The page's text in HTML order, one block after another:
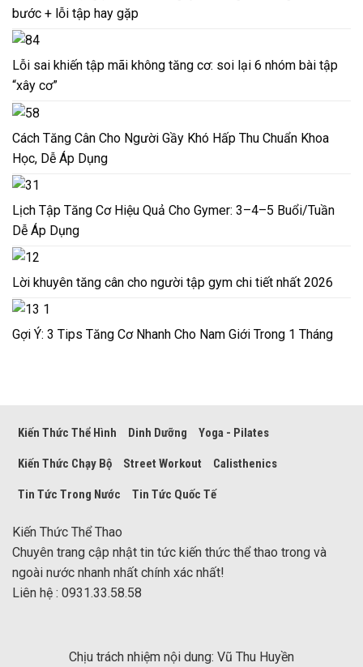
bước + lỗi tập hay gặp
Lỗi sai khiến tập mãi không tăng cơ: soi lại 6 nhóm bài tập
“xây cơ”
Cách Tăng Cân Cho Người Gầy Khó Hấp Thu Chuẩn Khoa
Học, Dễ Áp Dụng
Lịch Tập Tăng Cơ Hiệu Quả Cho Gymer: 3–4–5 Buổi/Tuần
Dễ Áp Dụng
Lời khuyên tăng cân cho người tập gym chi tiết nhất 2026
Gợi Ý: 3 Tips Tăng Cơ Nhanh Cho Nam Giới Trong 1 Tháng
Kiến Thức Thể Hình Dinh Dưỡng Yoga - Pilates
Kiến Thức Chạy Bộ Street Workout Calisthenics
Tin Tức Trong Nước Tin Tức Quốc Tế
Kiến Thức Thể Thao
Chuyên trang cập nhật tin tức kiến thức thể thao trong và
ngoài nước nhanh nhất chính xác nhất!
Liên hệ : 0931.33.58.58
Chịu trách nhiệm nội dung: Vũ Thu Huyền